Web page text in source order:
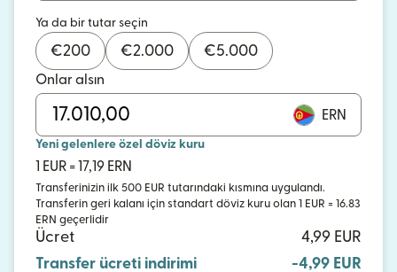
Ya da bir tutar seçin
€200 €2.000 €5.000
Onlar alsın
ERN
Yeni gelenlere özel döviz kuru
1 EUR = 17,19 ERN
Transferinizin ilk 500 EUR tutarındaki kısmına uygulandı.
Transferin geri kalanı için standart döviz kuru olan 1 EUR = 16.83
ERN geçerlidir
Ücret
4,99 EUR
Transfer ücreti indirimi
-4,99 EUR